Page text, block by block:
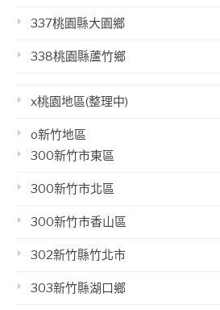
337桃園縣大園鄉
338桃園縣蘆竹鄉
x桃園地區(整理中)
o新竹地區
300新竹市東區
300新竹市北區
300新竹市香山區
302新竹縣竹北市
303新竹縣湖口鄉